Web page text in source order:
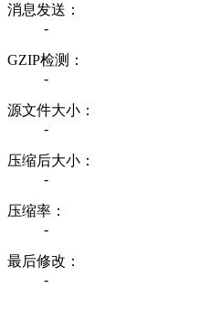
消息发送：
-
GZIP检测：
-
源文件大小：
-
压缩后大小：
-
压缩率：
-
最后修改：
-